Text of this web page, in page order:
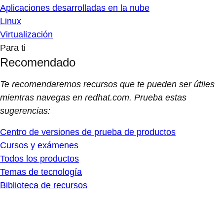
Aplicaciones desarrolladas en la nube
Linux
Virtualización
Para ti
Recomendado
Te recomendaremos recursos que te pueden ser útiles
mientras navegas en redhat.com. Prueba estas
sugerencias:
Centro de versiones de prueba de productos
Cursos y exámenes
Todos los productos
Temas de tecnología
Biblioteca de recursos